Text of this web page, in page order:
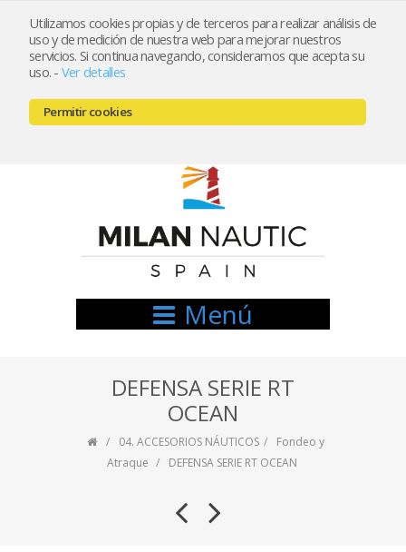
Utilizamos cookies propias y de terceros para realizar análisis de
uso y de medición de nuestra web para mejorar nuestros
servicios. Si continua navegando, consideramos que acepta su
uso. - Ver detalles
Permitir cookies
Registrarse Mi cuenta
666521122 // 654999333
Menú
DEFENSA SERIE RT
OCEAN
04. ACCESORIOS NÁUTICOS
Fondeo y
Atraque
DEFENSA SERIE RT OCEAN